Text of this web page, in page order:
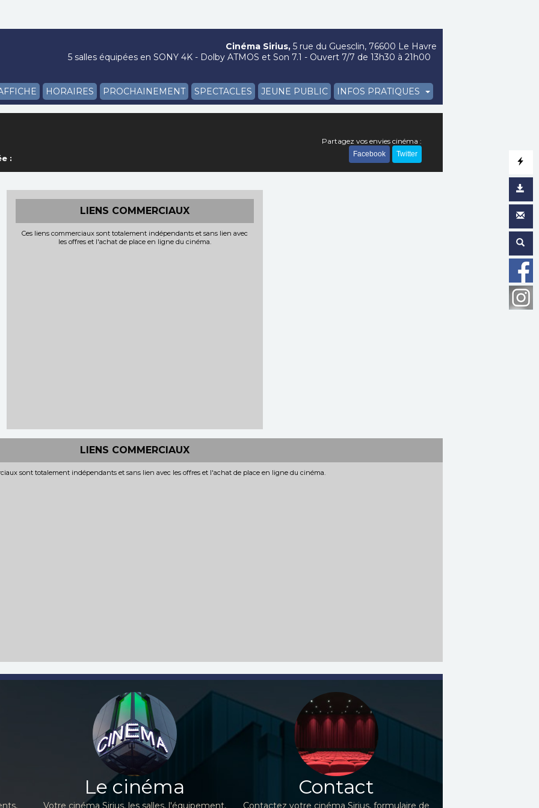
HORAIRES PROCHAINEMENT SPECTACLES JEUNE PUBLIC INFOS PRATIQUES
Cinéma Sirius, 5 rue du Guesclin, 76600 Le Havre
5 salles équipées en SONY 4K - Dolby ATMOS et Son 7.1 - Ouvert 7/7 de 13h30 à 21h00
:
Partagez vos envies cinéma :
Facebook Twitter
LIENS COMMERCIAUX
Ces liens commerciaux sont totalement indépendants et sans lien avec
les offres et l'achat de place en ligne du cinéma.
LIENS COMMERCIAUX
sont totalement indépendants et sans lien avec les offres et l'achat de place en ligne du cinéma.
Le cinéma
Votre cinéma Sirius, les salles, l'équipement,
Contact
Contactez votre cinéma Sirius, formulaire de